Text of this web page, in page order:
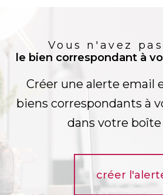
Vous n'avez
le bien correspondant à
Créer une alerte email
biens correspondants à
dans votre
créer